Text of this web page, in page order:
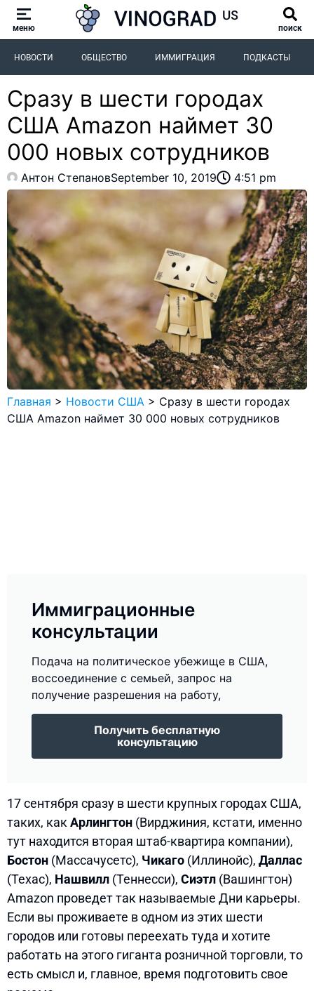
меню поиск
НОВОСТИ ОБЩЕСТВО ИММИГРАЦИЯ ПОДКАСТЫ
Сразу в шести городах
США Amazon наймет 30
000 новых сотрудников
Антон СтепановSeptember 10, 2019 4:51 pm
Главная > Новости США > Сразу в шести городах
США Amazon наймет 30 000 новых сотрудников
Иммиграционные
консультации
Подача на политическое убежище в США,
воссоединение с семьей, запрос на
получение разрешения на работу,
Получить бесплатную
консультацию
17 сентября сразу в шести крупных городах США,
таких, как Арлингтон (Вирджиния, кстати, именно
тут находится вторая штаб-квартира компании),
Бостон (Массачусетс), Чикаго (Иллинойс), Даллас
(Техас), Нашвилл (Теннесси), Сиэтл (Вашингтон)
Amazon проведет так называемые Дни карьеры.
Если вы проживаете в одном из этих шести
городов или готовы переехать туда и хотите
работать на этого гиганта розничной торговли, то
есть смысл и, главное, время подготовить свое